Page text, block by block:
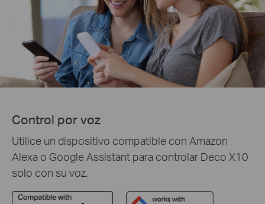
Control por voz
Utilice un dispositivo compatible con Amazon
Alexa o Google Assistant para controlar Deco X10
solo con su voz.